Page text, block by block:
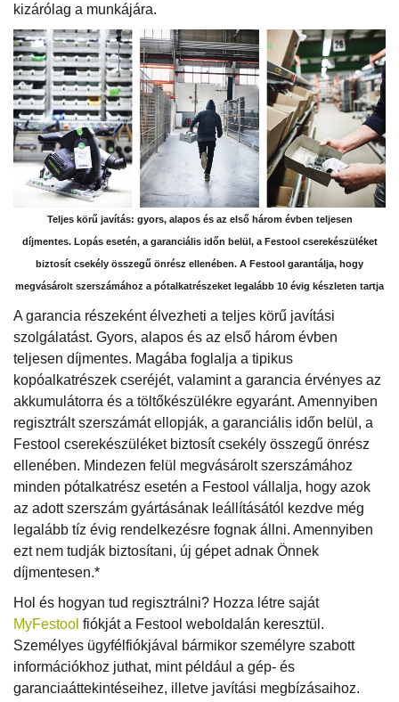
kizárólag a munkájára.
Teljes körű javítás: gyors, alapos és az első három évben teljesen
díjmentes. Lopás esetén, a garanciális időn belül, a Festool cserekészüléket
biztosít csekély összegű önrész ellenében. A Festool garantálja, hogy
megvásárolt szerszámához a pótalkatrészeket legalább 10 évig készleten tartja
A garancia részeként élvezheti a teljes körű javítási
szolgálatást. Gyors, alapos és az első három évben
teljesen díjmentes. Magába foglalja a tipikus
kopóalkatrészek cseréjét, valamint a garancia érvényes az
akkumulátorra és a töltőkészülékre egyaránt. Amennyiben
regisztrált szerszámát ellopják, a garanciális időn belül, a
Festool cserekészüléket biztosít csekély összegű önrész
ellenében. Mindezen felül megvásárolt szerszámához
minden pótalkatrész esetén a Festool vállalja, hogy azok
az adott szerszám gyártásának leállításától kezdve még
legalább tíz évig rendelkezésre fognak állni. Amennyiben
ezt nem tudják biztosítani, új gépet adnak Önnek
díjmentesen.*
Hol és hogyan tud regisztrálni? Hozza létre saját
MyFestool fiókját a Festool weboldalán keresztül.
Személyes ügyfélfiókjával bármikor személyre szabott
információkhoz juthat, mint például a gép- és
garanciaáttekintéseihez, illetve javítási megbízásaihoz.